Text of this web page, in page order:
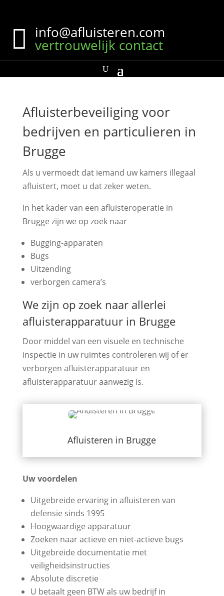
 info@afluisteren.com
vertrouwelijk contact
Afluisterbeveiliging voor
bedrijven en particulieren in
Brugge
Als u vermoedt dat iemand uw kamers illegaal
afluistert, moet u dat zeker weten.
In het kader van een afluisteroperatie in
Brugge zijn we op zoek naar
Bugging-apparaten
Bugs
Uitzending
verborgen camera’s
We zijn op zoek naar allerlei
afluisterapparatuur in Brugge
Door middel van een visuele en technische
inspectie in uw ruimtes controleren wij of er
verborgen afluisterapparatuur en
afluisterapparatuur aanwezig is.
Afluisteren in Brugge
Uw voordelen
Uitgebreide ervaring in afluisteren van
defensie sinds 1995
Hoogwaardige apparatuur
Zoeken naar actieve en niet-actieve bugs
Uitgebreide documentatie met
veiligheidsinstructies
Absolute discretie
U betaalt geen BTW als uw bedrijf in